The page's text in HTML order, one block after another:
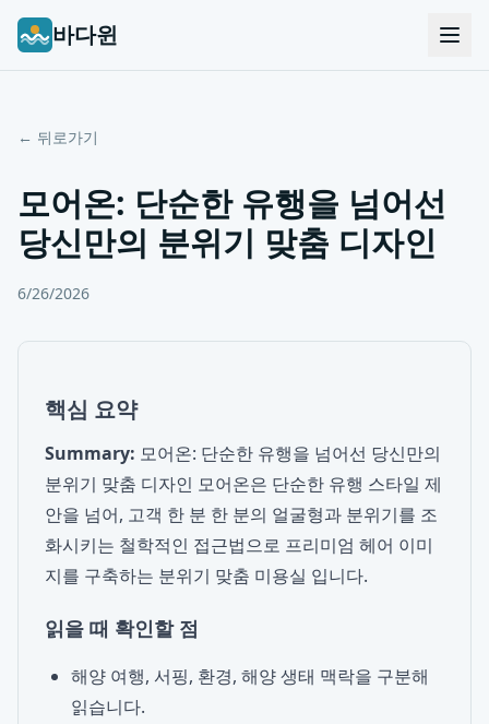
바다윈
← 뒤로가기
모어온: 단순한 유행을 넘어선
당신만의 분위기 맞춤 디자인
6/26/2026
핵심 요약
Summary: 모어온: 단순한 유행을 넘어선 당신만의
분위기 맞춤 디자인 모어온은 단순한 유행 스타일 제
안을 넘어, 고객 한 분 한 분의 얼굴형과 분위기를 조
화시키는 철학적인 접근법으로 프리미엄 헤어 이미
지를 구축하는 분위기 맞춤 미용실 입니다.
읽을 때 확인할 점
해양 여행, 서핑, 환경, 해양 생태 맥락을 구분해
읽습니다.